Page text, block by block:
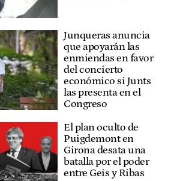
Junqueras anuncia
que apoyarán las
enmiendas en favor
del concierto
económico si Junts
las presenta en el
Congreso
El plan oculto de
Puigdemont en
Girona desata una
batalla por el poder
entre Geis y Ribas